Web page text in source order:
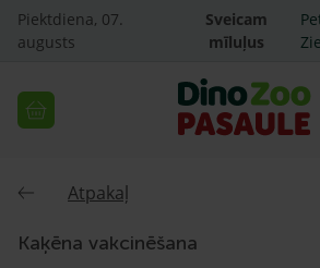
Piektdiena, 07.
augusts
Sveicam
mīluļus
Atpakaļ
Kaķēna vakcinēšana